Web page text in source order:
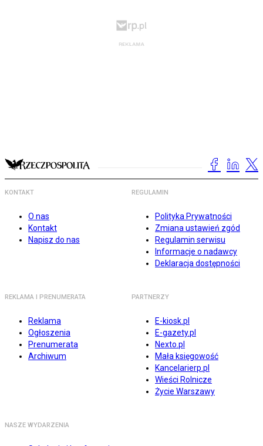
KONTAKT
O nas
Kontakt
Napisz do nas
REGULAMIN
Polityka Prywatności
Zmiana ustawień zgód
Regulamin serwisu
Informacje o nadawcy
Deklaracja dostępności
REKLAMA I PRENUMERATA
Reklama
Ogłoszenia
Prenumerata
Archiwum
PARTNERZY
E-kiosk.pl
E-gazety.pl
Nexto.pl
Mała księgowość
Kancelarierp.pl
Wieści Rolnicze
Życie Warszawy
NASZE WYDARZENIA